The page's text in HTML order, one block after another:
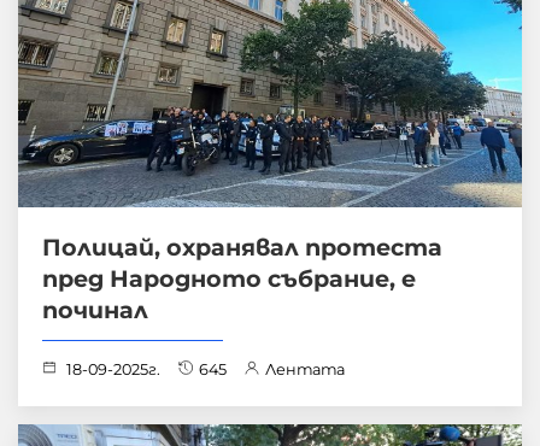
Полицай, охранявал протеста
пред Народното събрание, е
починал
18-09-2025г. 645 Лентата